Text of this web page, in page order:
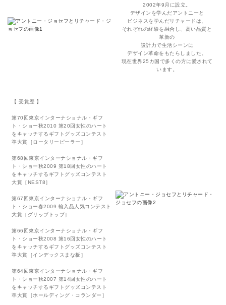
2002年9月に設立。
デザインを学んだアントニーと
ビジネスを学んだリチャードは、
それぞれの経験を融合し、高い品質と
革新の
設計力で生活シーンに
デザイン革命をもたらしました。
現在世界25カ国で多くの方に愛されて
います。
【 受賞歴 】
第70回東京インターナショナル・ギフ
ト・ショー秋2010 第20回女性のハート
をキャッチするギフトグッズコンテスト
準大賞［ロータリーピーラー］
第68回東京インターナショナル・ギフ
ト・ショー秋2009 第18回女性のハート
をキャッチするギフトグッズコンテスト
大賞［NEST8］
第67回東京インターナショナル・ギフ
ト・ショー春2009 輸入品人気コンテスト
大賞［グリップトップ］
第66回東京インターナショナル・ギフ
ト・ショー秋2008 第16回女性のハート
をキャッチするギフトグッズコンテスト
準大賞［インデックスまな板］
第64回東京インターナショナル・ギフ
ト・ショー秋2007 第14回女性のハート
をキャッチするギフトグッズコンテスト
準大賞［ホールディング・コランダー］